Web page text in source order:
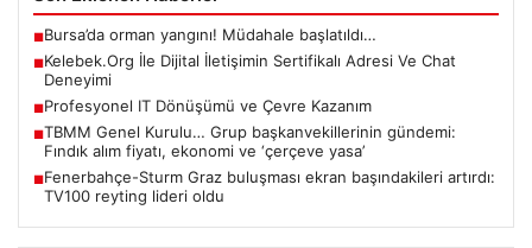
■Bursa’da orman yangını! Müdahale başlatıldı…
■Kelebek.Org İle Dijital İletişimin Sertifikalı Adresi Ve Chat
Deneyimi
■Profesyonel IT Dönüşümü ve Çevre Kazanım
■TBMM Genel Kurulu… Grup başkanvekillerinin gündemi:
Fındık alım fiyatı, ekonomi ve ‘çerçeve yasa’
■Fenerbahçe-Sturm Graz buluşması ekran başındakileri artırdı:
TV100 reyting lideri oldu